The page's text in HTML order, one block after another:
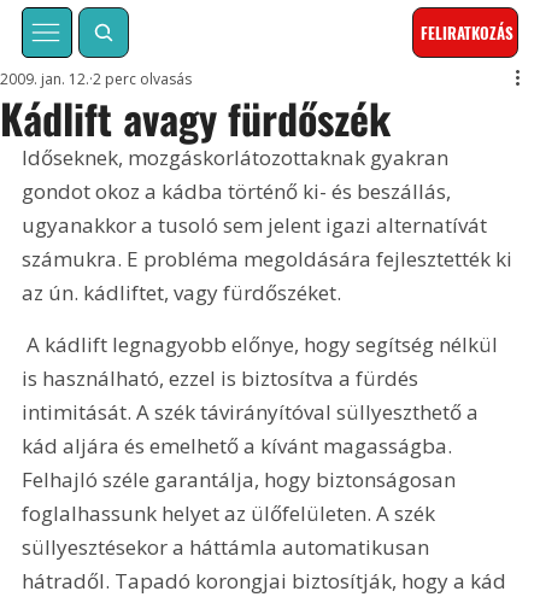
FELIRATKOZÁS
Kádlift avagy fürdőszék
2009. jan. 12. 2 perc olvasás
Időseknek, mozgáskorlátozottaknak gyakran
gondot okoz a kádba történő ki- és beszállás,
ugyanakkor a tusoló sem jelent igazi alternatívát
számukra. E probléma megoldására fejlesztették ki
az ún. kádliftet, vagy fürdőszéket.
A kádlift legnagyobb előnye, hogy segítség nélkül
is használható, ezzel is biztosítva a fürdés
intimitását. A szék távirányítóval süllyeszthető a
kád aljára és emelhető a kívánt magasságba.
Felhajló széle garantálja, hogy biztonságosan
foglalhassunk helyet az ülőfelületen. A szék
süllyesztésekor a háttámla automatikusan
hátradől. Tapadó korongjai biztosítják, hogy a kád